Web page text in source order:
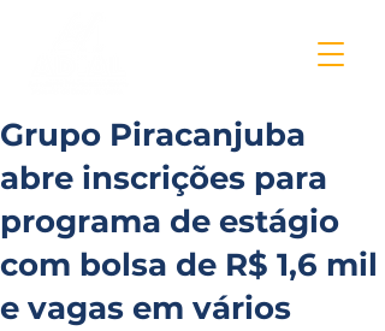
Grupo Piracanjuba
abre inscrições para
programa de estágio
com bolsa de R$ 1,6 mil
e vagas em vários